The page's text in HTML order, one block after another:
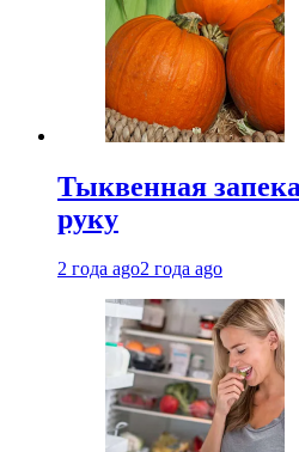
Тыквенная
руку
2 года ago2 года ago